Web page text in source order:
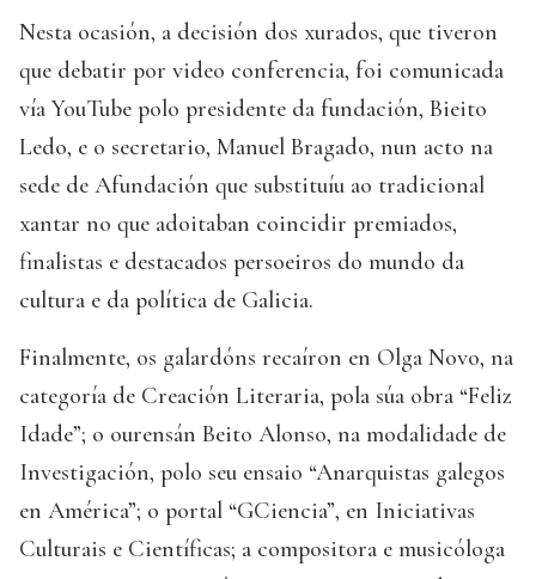
Nesta ocasión, a decisión dos xurados, que tiveron
que debatir por video conferencia, foi comunicada
vía YouTube polo presidente da fundación, Bieito
Ledo, e o secretario, Manuel Bragado, nun acto na
sede de Afundación que substituíu ao tradicional
xantar no que adoitaban coincidir premiados,
finalistas e destacados persoeiros do mundo da
cultura e da política de Galicia.
Finalmente, os galardóns recaíron en Olga Novo, na
categoría de Creación Literaria, pola súa obra “Feliz
Idade”; o ourensán Beito Alonso, na modalidade de
Investigación, polo seu ensaio “Anarquistas galegos
en América”; o portal “GCiencia”, en Iniciativas
Culturais e Científicas; a compositora e musicóloga